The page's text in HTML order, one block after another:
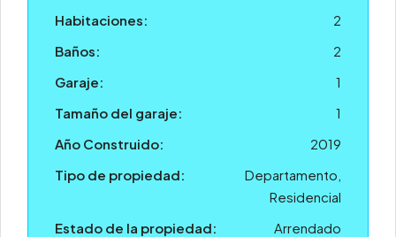
Habitaciones:
2
Baños:
2
Garaje:
1
Tamaño del garaje:
1
Año Construido:
2019
Tipo de propiedad:
Departamento,
Residencial
Estado de la propiedad:
Arrendado